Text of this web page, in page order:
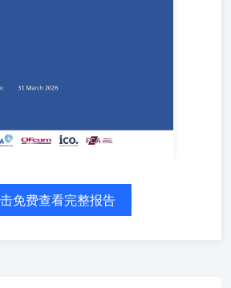
of AI Agents is Safe and Trusted: An
免费查看完整报告